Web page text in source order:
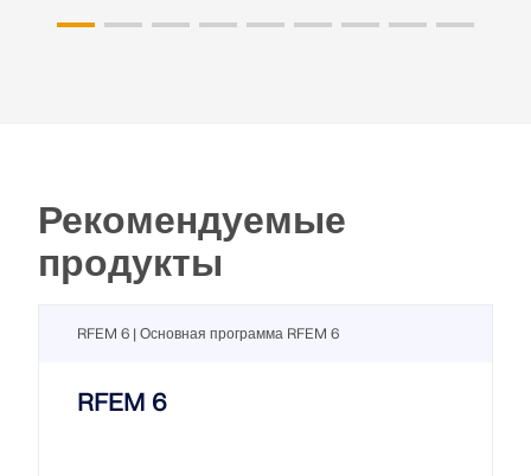
Рекомендуемые
продукты
RFEM 6 | Основная программа RFEM 6
RFEM 6